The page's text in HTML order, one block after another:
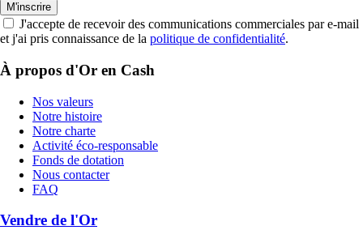
M'inscrire
J'accepte de recevoir des communications commerciales par e-mail
et j'ai pris connaissance de la politique de confidentialité.
À propos d'Or en Cash
Nos valeurs
Notre histoire
Notre charte
Activité éco-responsable
Fonds de dotation
Nous contacter
FAQ
Vendre de l'Or